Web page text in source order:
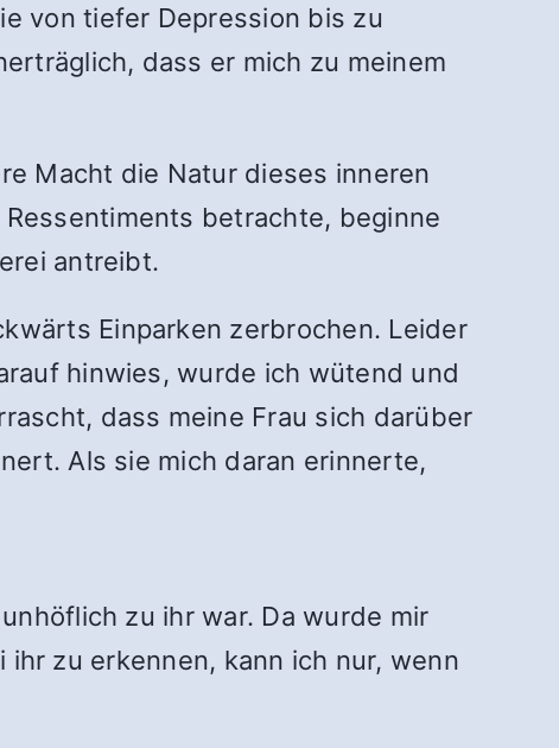
von tiefer Depression bis zu
dass er mich zu meinem
Macht die Natur dieses inneren
betrachte, beginne
antreibt.
Einparken zerbrochen. Leider
hinwies, wurde ich wütend und
dass meine Frau sich darüber
Als sie mich daran erinnerte,
zu ihr war. Da wurde mir
zu erkennen, kann ich nur, wenn